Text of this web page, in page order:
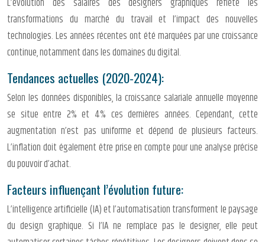
transformations du marché du travail et l’impact des nouvelles
technologies. Les années récentes ont été marquées par une croissance
continue, notamment dans les domaines du digital.
Tendances actuelles (2020-2024):
Selon les données disponibles, la croissance salariale annuelle moyenne
se situe entre 2% et 4% ces dernières années. Cependant, cette
augmentation n’est pas uniforme et dépend de plusieurs facteurs.
L’inflation doit également être prise en compte pour une analyse précise
du pouvoir d’achat.
Facteurs influençant l’évolution future:
L’intelligence artificielle (IA) et l’automatisation transforment le paysage
du design graphique. Si l’IA ne remplace pas le designer, elle peut